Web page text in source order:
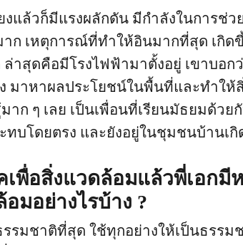
แล้วก็มีแรงผลักดัน มีกำลังในการช่ว
ก เหตุการณ์ที่ทำให้อินมากที่สุด เกิด
าสุดคือมีโรงไฟฟ้ามาตั้งอยู่ เขาบอก
มาหาผลประโยชน์ในพื้นที่และทำให้
าก ๆ เลย เป็นเพื่อนที่เรียนมัธยมด้ว
ทบโดยตรง และยังอยู่ในชุมชนบ้านเกิ
เพื่อสิ่งแวดล้อมแล้วพี่เอกมี
มอย่างไรบ้าง ?
รมชาติที่สุด ใช้ทุกอย่างให้เป็นธรรม